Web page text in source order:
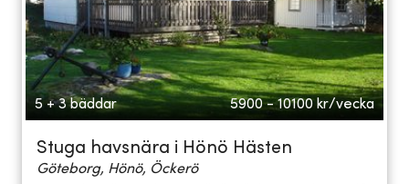
5 + 3 bäddar 5900 - 10100 kr/vecka
Stuga havsnära i Hönö Hästen
Göteborg, Hönö, Öckerö